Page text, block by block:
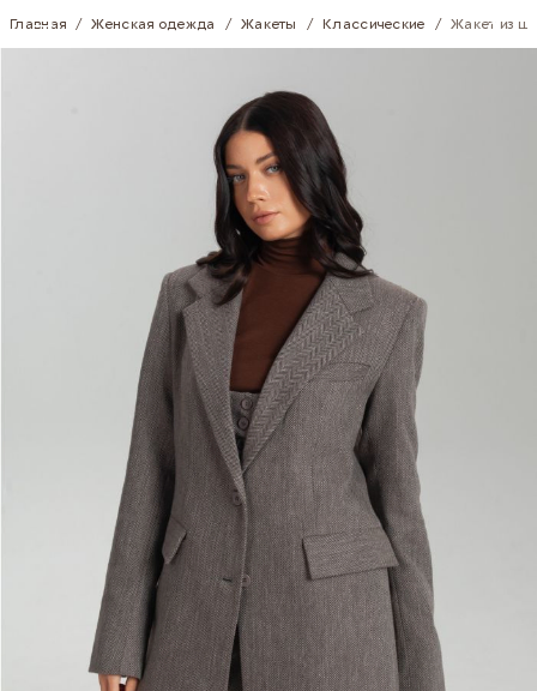
Skip to Content
Главная / Женская одежда / Жакеты / Классические / Жакет из